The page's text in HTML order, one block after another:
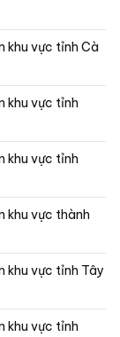
khu vực tỉnh Cà
khu vực tỉnh
khu vực tỉnh
khu vực thành
khu vực tỉnh Tây
khu vực tỉnh